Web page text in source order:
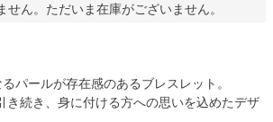
せん。ただいま在庫がございません。
パールが存在感のあるブレスレット。
き続き、身に付ける方への思いを込めたデザ